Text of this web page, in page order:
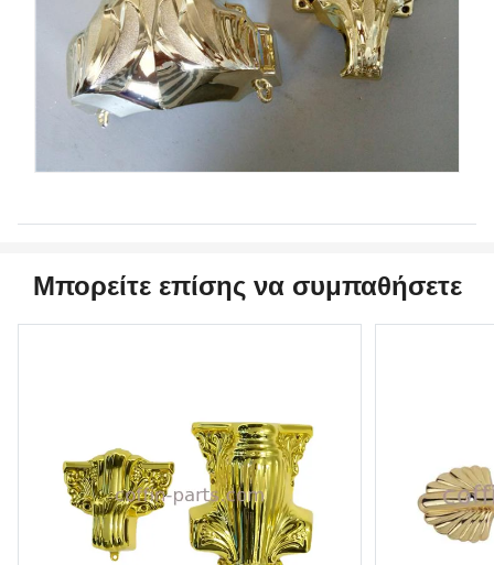
Μπορείτε επίσης να συμπαθήσετε